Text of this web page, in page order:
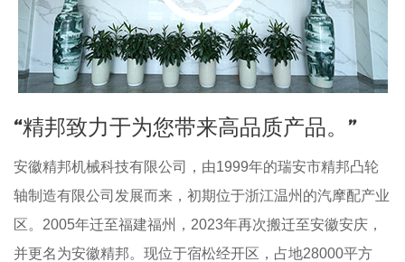
“精邦致力于为您带来高品质产品。”
安徽精邦机械科技有限公司，由1999年的瑞安市精邦凸轮
轴制造有限公司发展而来，初期位于浙江温州的汽摩配产业
区。2005年迁至福建福州，2023年再次搬迁至安徽安庆，
并更名为安徽精邦。现位于宿松经开区，占地28000平方